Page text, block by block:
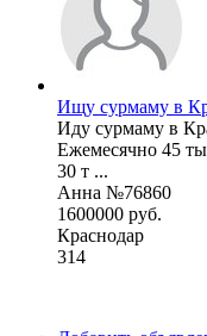
Ищу сурмаму в
Иду сурмаму в
Ежемесячно 45
30 т ...
Анна №76860
1600000 руб.
Краснодар
314